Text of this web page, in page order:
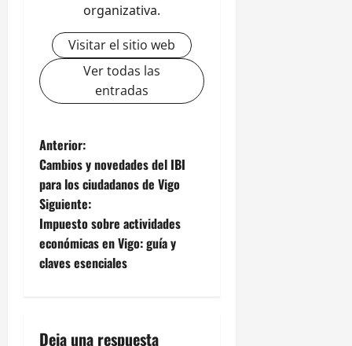
organizativa.
Visitar el sitio web
Ver todas las
entradas
N
a
v
e
Anterior:
Cambios y novedades del IBI
para los ciudadanos de Vigo
Siguiente:
Impuesto sobre actividades
económicas en Vigo: guía y
claves esenciales
Deja una respuesta